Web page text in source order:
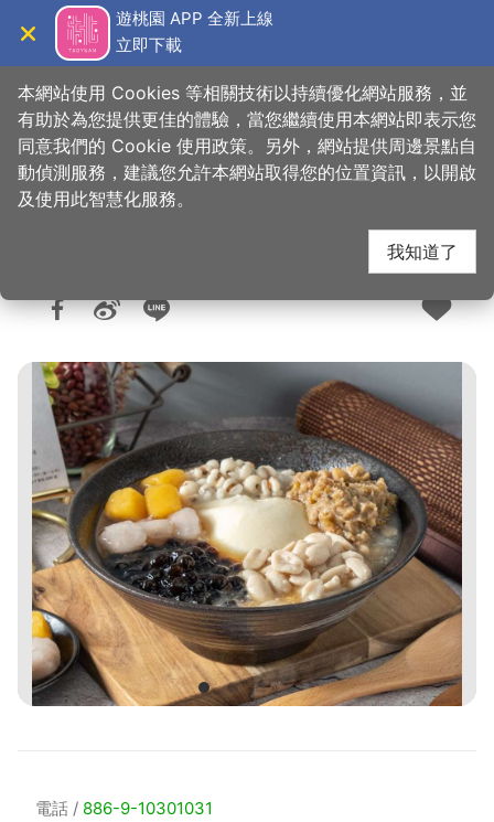
主
遊桃園 APP 全新上線
立即下載
首頁 > 想去的地方 > 美食、購物 > 美食快搜
李記輕豆花
人氣：5453
電話 886-9-10301031
本網站使用 Cookies 等相關技術以持續優化網站服務，並
有助於為您提供更佳的體驗，當您繼續使用本網站即表示您
同意我們的 Cookie 使用政策。另外，網站提供周邊景點自
動偵測服務，建議您允許本網站取得您的位置資訊，以開啟
及使用此智慧化服務。
我知道了